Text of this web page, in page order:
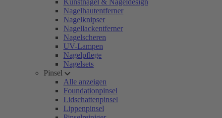
Kunstnägel & Nageldesign
Nagelhautentferner
Nagelknipser
Nagellackentferner
Nagelscheren
UV-Lampen
Nagelpflege
Nagelsets
Pinsel
Alle anzeigen
Foundationpinsel
Lidschattenpinsel
Lippenpinsel